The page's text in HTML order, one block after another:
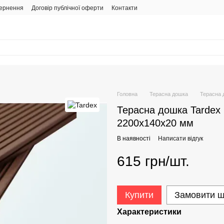
Договір публічної оферти Контакти
Головна Терасна дошка Терасна
Терасна дошка Tardex
2200x140x20 мм
В наявності Написати відгук
615 грн/шт.
Купити Замовити
Характеристики